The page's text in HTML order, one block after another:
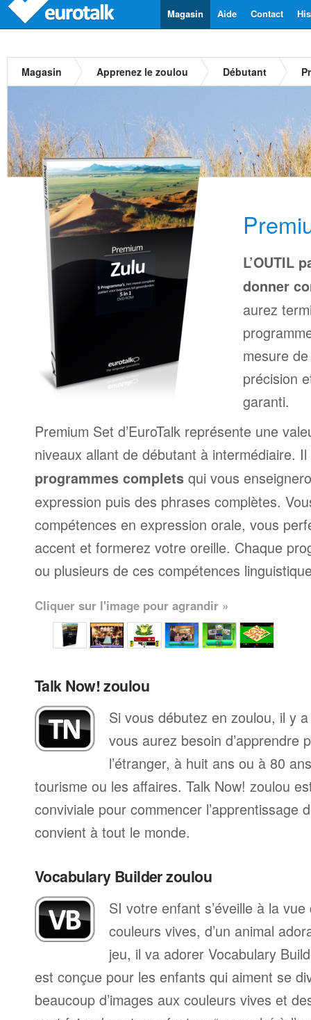
Contact
Aide
Magasin
Magasin Apprenez le zoulou Débutant
L’OUTIL
donner
aurez
mesure
précision
garanti.
Premium Set d’EuroTalk représente une
niveaux allant de débutant à intermédiaire.
programmes complets qui vous
expression puis des phrases complètes.
compétences en expression orale, vous
accent et formerez votre oreille. Chaque
ou plusieurs de ces compétences
Cliquer sur l'image pour agrandir »
Talk Now! zoulou
Si vous débutez en zoulou, il y
vous aurez besoin d’apprendre
l’étranger, à huit ans ou à 80
tourisme ou les affaires. Talk Now! zoulou
conviviale pour commencer l’apprentissage
convient à tout le monde.
Vocabulary Builder zoulou
SI votre enfant s’éveille à la vue
couleurs vives, d’un animal
jeu, il va adorer Vocabulary
est conçue pour les enfants qui aiment se
beaucoup d’images aux couleurs vives et